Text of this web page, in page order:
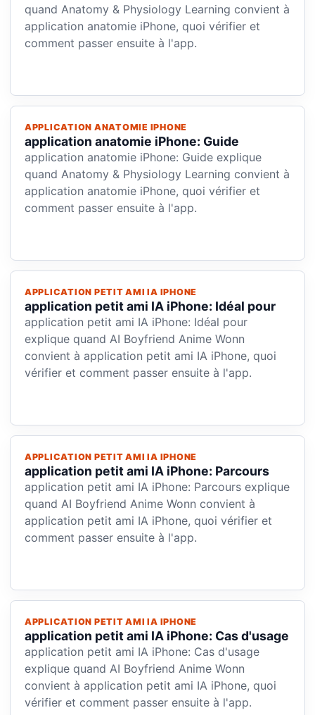
quand Anatomy & Physiology Learning convient à
application anatomie iPhone, quoi vérifier et
comment passer ensuite à l'app.
APPLICATION ANATOMIE IPHONE
application anatomie iPhone: Guide
application anatomie iPhone: Guide explique
quand Anatomy & Physiology Learning convient à
application anatomie iPhone, quoi vérifier et
comment passer ensuite à l'app.
APPLICATION PETIT AMI IA IPHONE
application petit ami IA iPhone: Idéal pour
application petit ami IA iPhone: Idéal pour
explique quand AI Boyfriend Anime Wonn
convient à application petit ami IA iPhone, quoi
vérifier et comment passer ensuite à l'app.
APPLICATION PETIT AMI IA IPHONE
application petit ami IA iPhone: Parcours
application petit ami IA iPhone: Parcours explique
quand AI Boyfriend Anime Wonn convient à
application petit ami IA iPhone, quoi vérifier et
comment passer ensuite à l'app.
APPLICATION PETIT AMI IA IPHONE
application petit ami IA iPhone: Cas d'usage
application petit ami IA iPhone: Cas d'usage
explique quand AI Boyfriend Anime Wonn
convient à application petit ami IA iPhone, quoi
vérifier et comment passer ensuite à l'app.